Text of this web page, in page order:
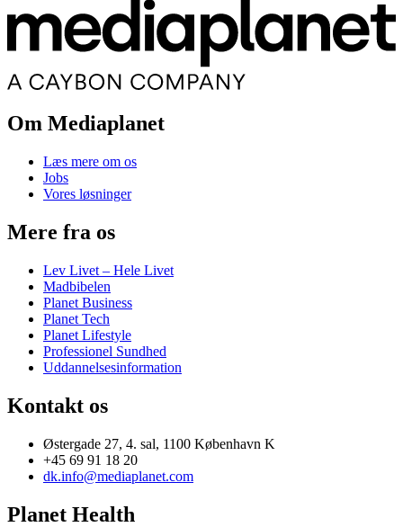
Om Mediaplanet
Læs mere om os
Jobs
Vores løsninger
Mere fra os
Lev Livet – Hele Livet
Madbibelen
Planet Business
Planet Tech
Planet Lifestyle
Professionel Sundhed
Uddannelsesinformation
Kontakt os
Østergade 27, 4. sal, 1100 København K
+45 69 91 18 20
dk.info@mediaplanet.com
Planet Health